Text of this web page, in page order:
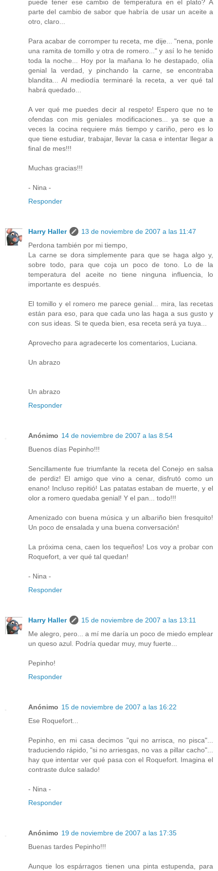
puede tener ese cambio de temperatura en el plato? A
parte del cambio de sabor que habría de usar un aceite a
otro, claro...
Para acabar de corromper tu receta, me dije... "nena, ponle
una ramita de tomillo y otra de romero..." y así lo he tenido
toda la noche... Hoy por la mañana lo he destapado, olía
genial la verdad, y pinchando la carne, se encontraba
blandita... Al mediodía terminaré la receta, a ver qué tal
habrá quedado...
A ver qué me puedes decir al respeto! Espero que no te
ofendas con mis geniales modificaciones... ya se que a
veces la cocina requiere más tiempo y cariño, pero es lo
que tiene estudiar, trabajar, llevar la casa e intentar llegar a
final de mes!!!
Muchas gracias!!!
- Nina -
Responder
Harry Haller
13 de noviembre de 2007 a las 11:47
Perdona también por mi tiempo,
La carne se dora simplemente para que se haga algo y,
sobre todo, para que coja un poco de tono. Lo de la
temperatura del aceite no tiene ninguna influencia, lo
importante es después.
El tomillo y el romero me parece genial... mira, las recetas
están para eso, para que cada uno las haga a sus gusto y
con sus ideas. Si te queda bien, esa receta será ya tuya...
Aprovecho para agradecerte los comentarios, Luciana.
Un abrazo
Un abrazo
Responder
Anónimo 14 de noviembre de 2007 a las 8:54
Buenos días Pepinho!!!
Sencillamente fue triumfante la receta del Conejo en salsa
de perdiz! El amigo que vino a cenar, disfrutó como un
enano! Incluso repitió! Las patatas estaban de muerte, y el
olor a romero quedaba genial! Y el pan... todo!!!
Amenizado con buena música y un albariño bien fresquito!
Un poco de ensalada y una buena conversación!
La próxima cena, caen los tequeños! Los voy a probar con
Roquefort, a ver qué tal quedan!
- Nina -
Responder
Harry Haller
15 de noviembre de 2007 a las 13:11
Me alegro, pero... a mí me daría un poco de miedo emplear
un queso azul. Podría quedar muy, muy fuerte...
Pepinho!
Responder
Anónimo 15 de noviembre de 2007 a las 16:22
Ese Roquefort...
Pepinho, en mi casa decimos "qui no arrisca, no pisca"...
traduciendo rápido, "si no arriesgas, no vas a pillar cacho"...
hay que intentar ver qué pasa con el Roquefort. Imagina el
contraste dulce salado!
- Nina -
Responder
Anónimo 19 de noviembre de 2007 a las 17:35
Buenas tardes Pepinho!!!
Aunque los espárragos tienen una pinta estupenda, para